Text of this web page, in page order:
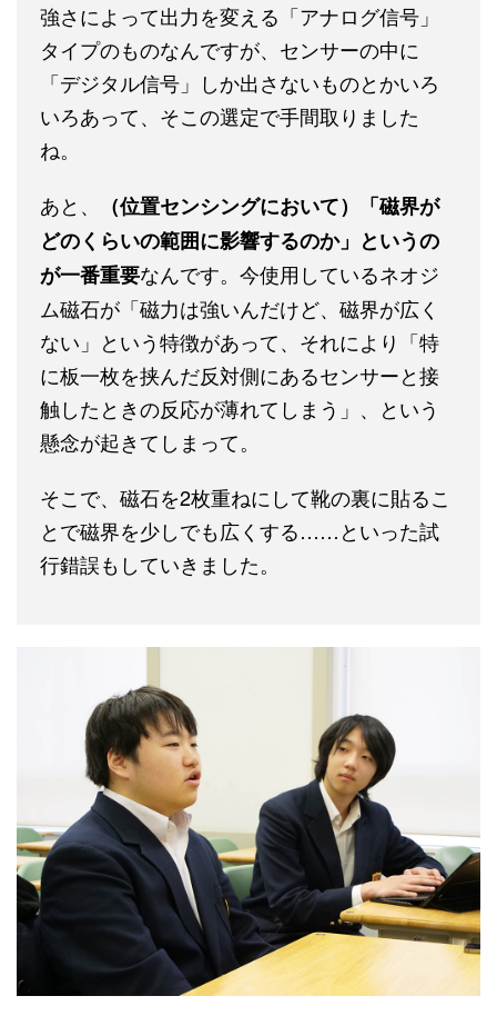
強さによって出力を変える「アナログ信号」
タイプのものなんですが、センサーの中に
「デジタル信号」しか出さないものとかいろ
いろあって、そこの選定で手間取りました
ね。
あと、
（位置センシングにおいて）「磁界が
どのくらいの範囲に影響するのか」というの
が一番重要なんです。今使用しているネオジ
ム磁石が「磁力は強いんだけど、磁界が広く
ない」という特徴があって、それにより「特
に板一枚を挟んだ反対側にあるセンサーと接
触したときの反応が薄れてしまう」、という
懸念が起きてしまって。
そこで、磁石を2枚重ねにして靴の裏に貼るこ
とで磁界を少しでも広くする……といった試
行錯誤もしていきました。